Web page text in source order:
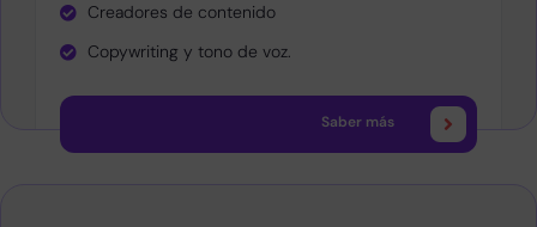
Creadores de contenido
Copywriting y tono de voz.
Saber más